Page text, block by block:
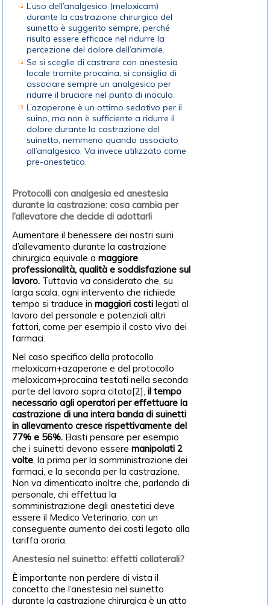
L’uso dell’analgesico (meloxicam)
durante la castrazione chirurgica del
suinetto è suggerito sempre, perché
risulta essere efficace nel ridurre la
percezione del dolore dell’animale.
Se si sceglie di castrare con anestesia
locale tramite procaina, si consiglia di
associare sempre un analgesico per
ridurre il bruciore nel punto di inoculo.
L’azaperone è un ottimo sedativo per il
suino, ma non è sufficiente a ridurre il
dolore durante la castrazione del
suinetto, nemmeno quando associato
all’analgesico. Va invece utilizzato come
pre-anestetico.
Protocolli con analgesia ed anestesia
durante la castrazione: cosa cambia per
l’allevatore che decide di adottarli
Aumentare il benessere dei nostri suini
d’allevamento durante la castrazione
chirurgica equivale amaggiore
professionalità, qualità e soddisfazione sul
lavoro. Tuttavia va considerato che, su
larga scala, ogni intervento che richiede
tempo si traduce inmaggiori costi legati al
lavoro del personale e potenziali altri
fattori, come per esempio il costo vivo dei
farmaci.
Nel caso specifico della protocollo
meloxicam+azaperone e del protocollo
meloxicam+procaina testati nella seconda
parte del lavoro sopra citato[2],il tempo
necessario agli operatori per effettuare la
castrazione di una intera banda di suinetti
in allevamento cresce rispettivamente del
77% e 56%. Basti pensare per esempio
che i suinetti devono esseremanipolati 2
volte, la prima per la somministrazione dei
farmaci, e la seconda per la castrazione.
Non va dimenticato inoltre che, parlando di
personale, chi effettua la
somministrazione degli anestetici deve
essere il Medico Veterinario, con un
conseguente aumento dei costi legato alla
tariffa oraria.
Anestesia nel suinetto: effetti collaterali?
È importante non perdere di vista il
concetto che l’anestesia nel suinetto
durante la castrazione chirurgica è un atto